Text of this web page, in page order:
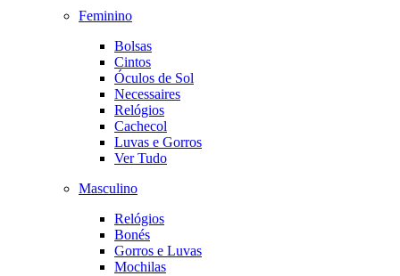
Feminino
Bolsas
Cintos
Óculos de Sol
Necessaires
Relógios
Cachecol
Luvas e Gorros
Ver Tudo
Masculino
Relógios
Bonés
Gorros e Luvas
Mochilas